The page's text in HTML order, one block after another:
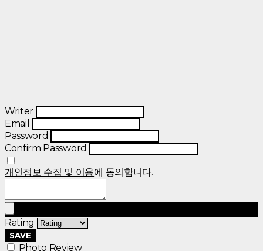
Writer
Email
Password
Confirm Password
개인정보 수집 및 이용에 동의합니다.
Rating
SAVE
Photo Review